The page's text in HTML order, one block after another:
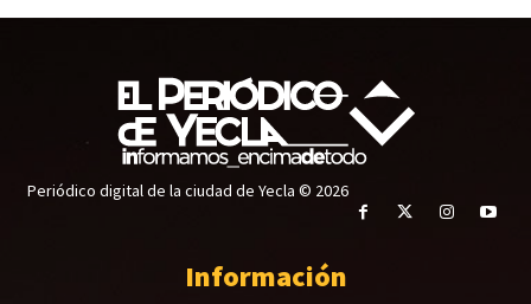
Periódico digital de la ciudad de Yecla © 2026
Información